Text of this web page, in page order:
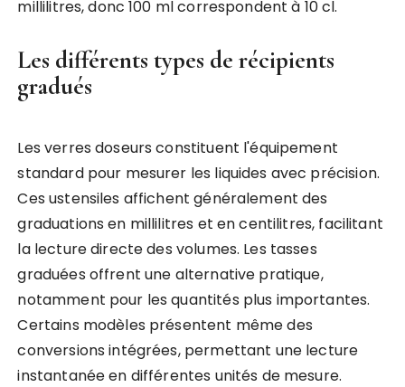
millilitres, donc 100 ml correspondent à 10 cl.
Les différents types de récipients
gradués
Les verres doseurs constituent l'équipement
standard pour mesurer les liquides avec précision.
Ces ustensiles affichent généralement des
graduations en millilitres et en centilitres, facilitant
la lecture directe des volumes. Les tasses
graduées offrent une alternative pratique,
notamment pour les quantités plus importantes.
Certains modèles présentent même des
conversions intégrées, permettant une lecture
instantanée en différentes unités de mesure.